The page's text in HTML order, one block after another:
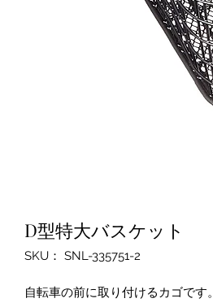
D型特大バスケット
SKU： SNL-335751-2
自転車の前に取り付けるカゴです。